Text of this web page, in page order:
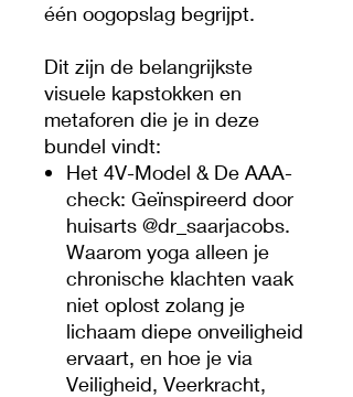
één oogopslag begrijpt.
Dit zijn de belangrijkste
visuele kapstokken en
metaforen die je in deze
bundel vindt:
Het 4V-Model & De AAA-
check: Geïnspireerd door
huisarts @dr_saarjacobs.
Waarom yoga alleen je
chronische klachten vaak
niet oplost zolang je
lichaam diepe onveiligheid
ervaart, en hoe je via
Veiligheid, Veerkracht,